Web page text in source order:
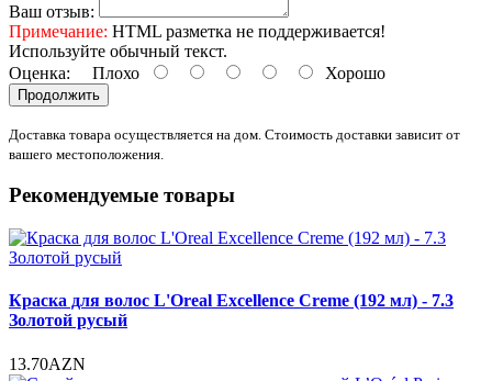
Ваш отзыв:
Примечание: HTML разметка не поддерживается!
Используйте обычный текст.
Оценка: Плохо Хорошо
Продолжить
Доставка товара осуществляется на дом. Стоимость доставки зависит от
вашего местоположения.
Рекомендуемые товары
Краска для волос L'Oreal Excellence Creme (192 мл) - 7.3
Золотой русый
13.70AZN